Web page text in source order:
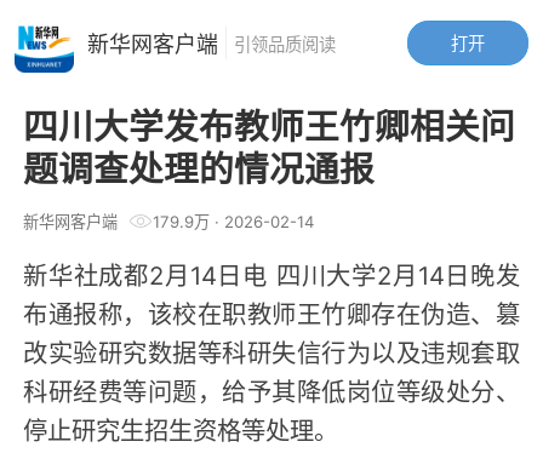
四川大学发布教师王竹卿相关问
题调查处理的情况通报
新华网客户端 179.9万· 2026-02-14
新华社成都2月14日电 四川大学2月14日晚发
布通报称，该校在职教师王竹卿存在伪造、篡
改实验研究数据等科研失信行为以及违规套取
科研经费等问题，给予其降低岗位等级处分、
停止研究生招生资格等处理。
打开
新华网客户端 引领品质阅读